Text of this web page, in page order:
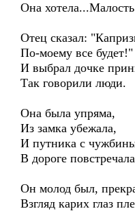
Она
Отец сказал:
По-моему все будет!"
И выбрал дочке
Так говорили люди.
Она была упряма,
Из замка убежала,
И путника с
В дороге
Он молод был,
Взгляд карих глаз